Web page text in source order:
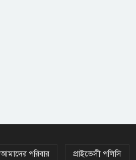
আমাদের পরিবার প্রাইভেসী পলিসি